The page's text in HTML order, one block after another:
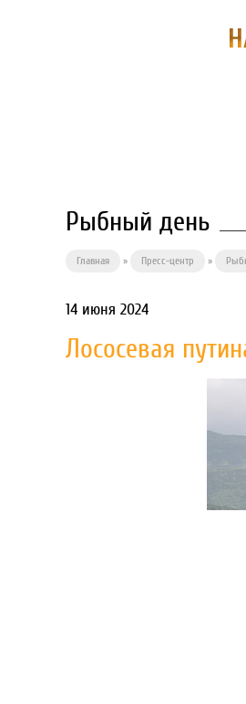
Рыбный день
Главная » Пресс-центр »
14 июня 2024
Лососевая